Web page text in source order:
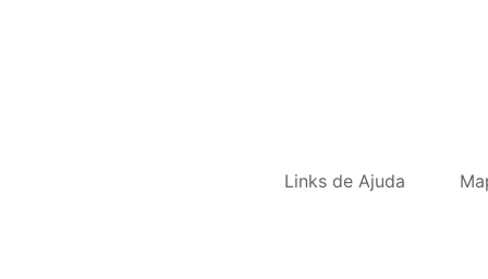
Links de Ajuda